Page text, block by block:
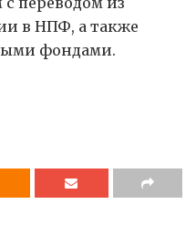
в НПФ, а также
фондами.